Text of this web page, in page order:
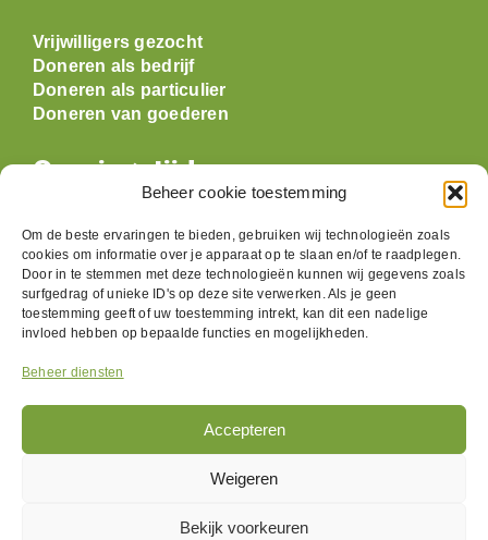
Beheer cookie toestemming
Om de beste ervaringen te bieden, gebruiken wij technologieën zoals
cookies om informatie over je apparaat op te slaan en/of te raadplegen.
Door in te stemmen met deze technologieën kunnen wij gegevens zoals
surfgedrag of unieke ID's op deze site verwerken. Als je geen
toestemming geeft of uw toestemming intrekt, kan dit een nadelige
invloed hebben op bepaalde functies en mogelijkheden.
Beheer diensten
Accepteren
Weigeren
Bekijk voorkeuren
Vrijwilligers gezocht
Doneren als bedrijf
Doneren als particulier
Doneren van goederen
Openingstijden
Maandag: gesloten
Dinsdag:09:30 t/m 17:00
Woensdag:09:30 t/m 17:00
Donderdag:09:30 t/m 17:00
Vrijdag:09:30 t/m 17:00
Zondag: gesloten
Volg ons